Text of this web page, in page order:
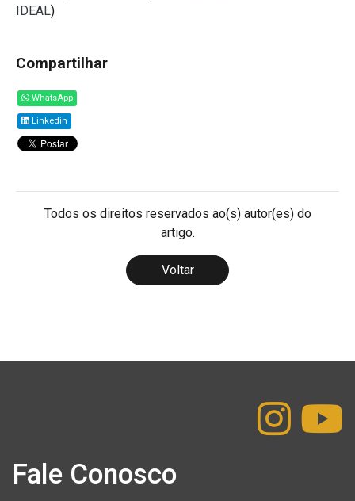
IDEAL)
Compartilhar
WhatsApp
Linkedin
Todos os direitos reservados ao(s) autor(es) do
artigo.
Voltar
Fale Conosco